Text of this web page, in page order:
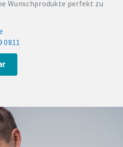
Wunschprodukte perfekt zu
0811